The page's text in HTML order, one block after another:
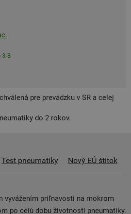
3-8
pre prevádzku v SR a celej
do 2 rokov.
Test pneumatiky Nový EÚ štítok
vyvážením priľnavosti na mokrom
po celú dobu životnosti pneumatiky.